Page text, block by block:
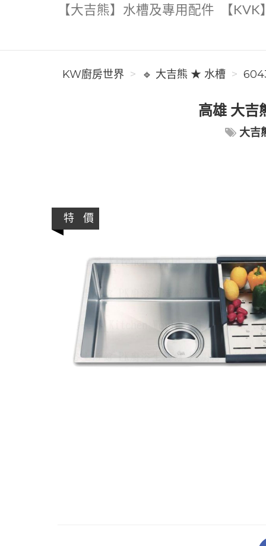
【大吉熊】水槽及專用配件 【
KW廚房世界 🔹 大吉熊 ★ 水槽
高雄 大吉
大吉
特 價